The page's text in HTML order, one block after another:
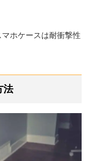
ホケースは耐衝撃性
法